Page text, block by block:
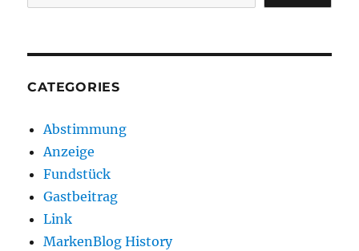
CATEGORIES
Abstimmung
Anzeige
Fundstück
Gastbeitrag
Link
MarkenBlog History